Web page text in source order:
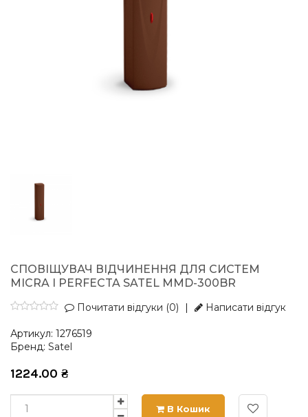
СПОВІЩУВАЧ ВІДЧИНЕННЯ ДЛЯ СИСТЕМ
MICRA І PERFECTA SATEL MMD-300BR
Почитати відгуки (0) Написати відгук
Артикул: 1276519
Бренд: Satel
1224.00 ₴
В Кошик